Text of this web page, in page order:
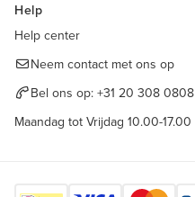
Help
Help center
Neem contact met ons op
Bel ons op: +31 20 308 0808
Maandag tot Vrijdag 10.00-17.00